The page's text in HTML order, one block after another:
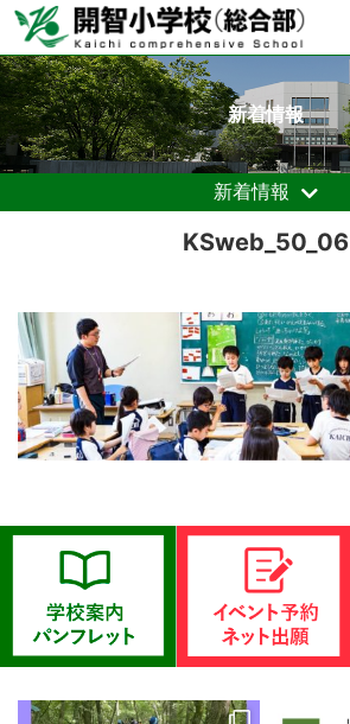
新着情報
新着情報
KSweb_50_06